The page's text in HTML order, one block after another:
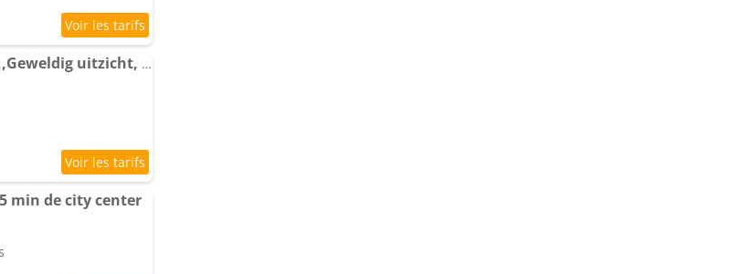
Amsterdam Countryside met Airco ,Geweldig uitzicht, luxe keuken,wasmachine,droger,gratis fietsen
min de city center